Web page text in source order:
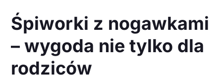
Śpiworki z nogawkami
– wygoda nie tylko dla
rodziców